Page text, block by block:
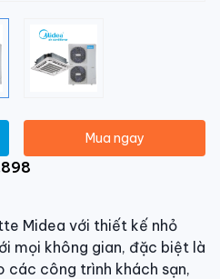
Mua ngay
Midea với thiết kế nhỏ
mọi không gian, đặc biệt là
các công trình khách sạn,